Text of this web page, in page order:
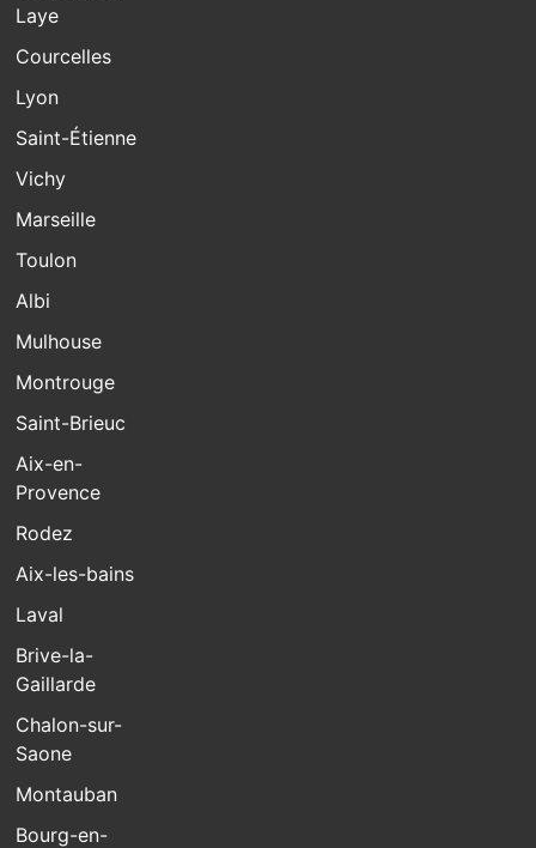
Laye
Courcelles
Lyon
Saint-Étienne
Vichy
Marseille
Toulon
Albi
Mulhouse
Montrouge
Saint-Brieuc
Aix-en-
Provence
Rodez
Aix-les-bains
Laval
Brive-la-
Gaillarde
Chalon-sur-
Saone
Montauban
Bourg-en-